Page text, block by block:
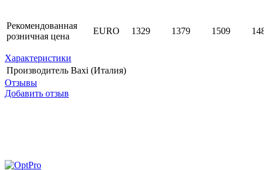
Рекомендованная
розничная цена
EURO 1329 1379 1509
Характеристики
Производитель Baxi (Италия)
Отзывы
Добавить отзыв